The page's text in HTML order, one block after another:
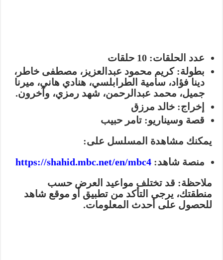
عدد الحلقات: 10 حلقات
بطولة: كريم محمود عبدالعزيز، مصطفى خاطر،
دينا فؤاد، سامية الطرابلسي، هنادي هاني، ميرنا
جميل، محمد عبدالرحمن، شهد رمزي، وآخرون.
إخراج: خالد مرزق
قصة وسيناريو: تامر حبيب
يمكنك مشاهدة المسلسل على:
منصة شاهد: https://shahid.mbc.net/en/mbc4
ملاحظة: قد تختلف مواعيد العرض حسب
منطقتك، يرجى التأكد من تطبيق أو موقع شاهد
للحصول على أحدث المعلومات.